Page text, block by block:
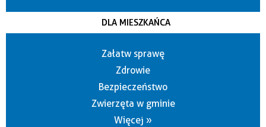
DLA MIESZKAŃCA
Załatw sprawę
Zdrowie
Bezpieczeństwo
Zwierzęta w gminie
Więcej »